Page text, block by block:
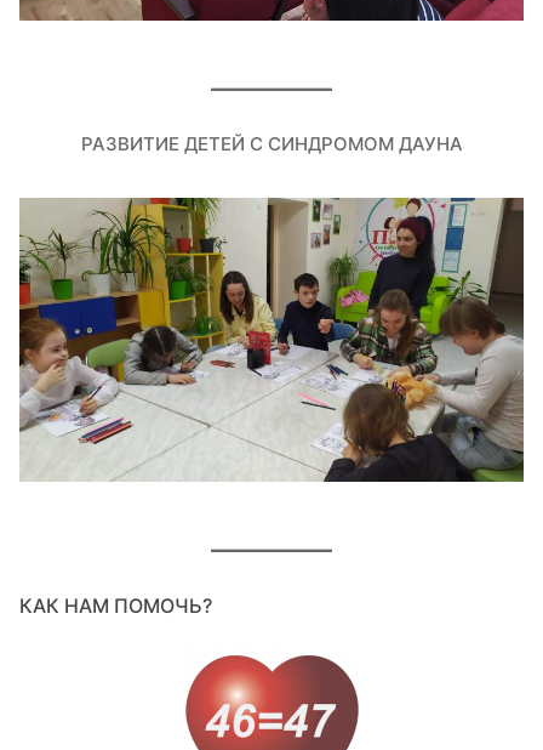
РАЗВИТИЕ ДЕТЕЙ С СИНДРОМОМ ДАУНА
КАК НАМ ПОМОЧЬ?